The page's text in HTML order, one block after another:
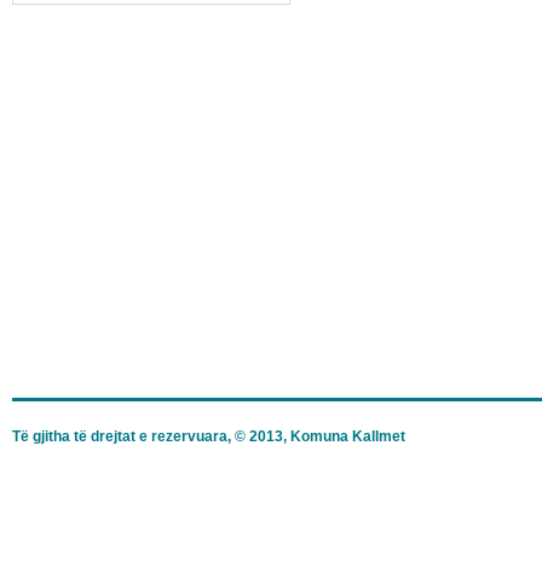
Të gjitha të drejtat e rezervuara, © 2013, Komuna Kallmet